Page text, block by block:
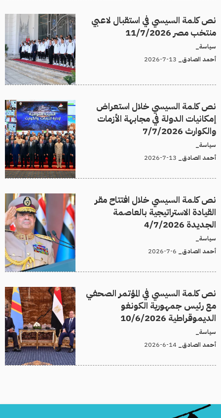
نص كلمة السيسي في استقبال لاعبي
منتخب مصر 11/7/2026
سياسة_
أحمد الصادق_
نص كلمة السيسي خلال استعراض
إمكانيات الدولة في مجابهة الأزمات
والكوارث 7/7/2026
سياسة_
أحمد الصادق_
نص كلمة السيسي خلال افتتاح مقر
القيادة الاستراتيجية بالعاصمة
الجديدة 4/7/2026
سياسة_
أحمد الصادق_
نص كلمة السيسي في المؤتمر الصحفي
مع رئيس جمهورية الكونغو
الديموقراطية 10/6/2026
سياسة_
أحمد الصادق_